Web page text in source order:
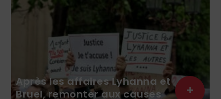
Après les affaires Lyhanna et
Bruel, remonter aux causes
+